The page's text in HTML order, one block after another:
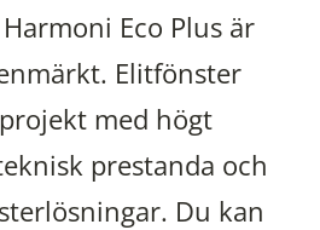
Eco Plus är
Elitfönster
med högt
prestanda och
Du kan